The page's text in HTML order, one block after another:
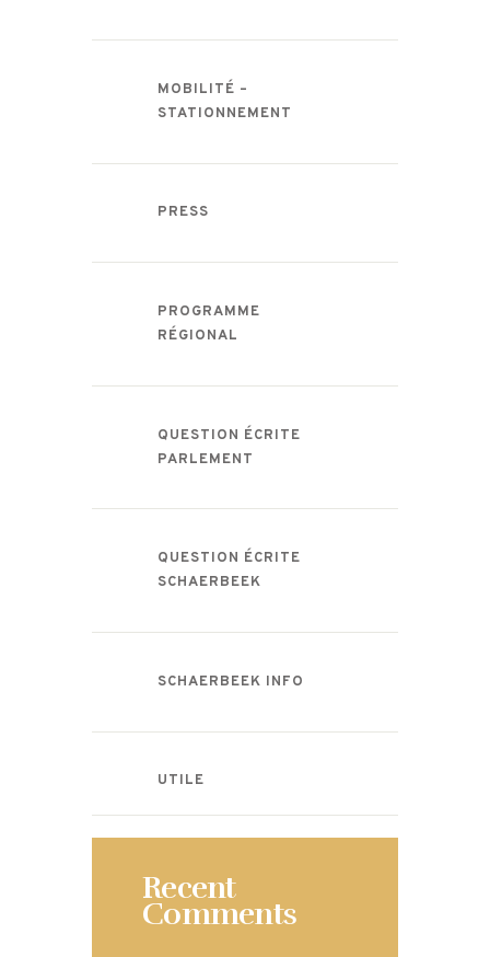
MOBILITÉ –
STATIONNEMENT
PRESS
PROGRAMME
RÉGIONAL
QUESTION ÉCRITE
PARLEMENT
QUESTION ÉCRITE
SCHAERBEEK
SCHAERBEEK INFO
UTILE
Recent
Comments